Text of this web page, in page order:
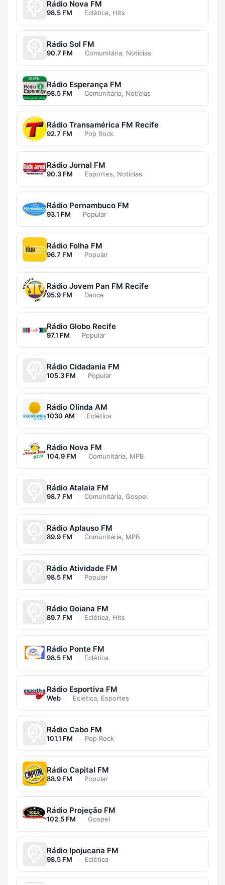
Rádio Nova FM
98.5 FM · Eclética, Hits
Rádio Sol FM
90.7 FM · Comunitária, Notícias
Rádio Esperança FM
98.5 FM · Comunitária, Notícias
Rádio Transamérica FM Recife
92.7 FM · Pop Rock
Rádio Jornal FM
90.3 FM · Esportes, Notícias
Rádio Pernambuco FM
93.1 FM · Popular
Rádio Folha FM
96.7 FM · Popular
Rádio Jovem Pan FM Recife
95.9 FM · Dance
Rádio Globo Recife
97.1 FM · Popular
Rádio Cidadania FM
105.3 FM · Popular
Rádio Olinda AM
1030 AM · Eclética
Rádio Nova FM
104.9 FM · Comunitária, MPB
Rádio Atalaia FM
98.7 FM · Comunitária, Gospel
Rádio Aplauso FM
89.9 FM · Comunitária, MPB
Rádio Atividade FM
98.5 FM · Popular
Rádio Goiana FM
89.7 FM · Eclética, Hits
Rádio Ponte FM
98.5 FM · Eclética
Rádio Esportiva FM
Web · Eclética, Esportes
Rádio Cabo FM
101.1 FM · Pop Rock
Rádio Capital FM
88.9 FM · Popular
Rádio Projeção FM
102.5 FM · Gospel
Rádio Ipojucana FM
98.5 FM · Eclética